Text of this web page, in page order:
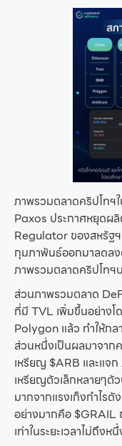
ภาพรวมตลาดคริปโทฯ
Paxos ประกาศหยุดผลิ
Regulator ของสหรัฐ
กุมภาพันธ์ออกมาลดลง
ภาพรวมตลาดคริปโทฯ
ส่วนภาพรวมตลาด
ที่มี TVL เพิ่มขึ้นอย่าง
Polygon แล้ว ทำให้ก
ส่วนหนึ่งเป็นผลมาจาก
เหรียญ $ARB และแจ
เหรียญตัวเล็กหลายๆตั
มากจากแรงเก็งกำไร
อย่างมากคือ $GRAIL
เท่าในระยะเวลาไม่ถึงห